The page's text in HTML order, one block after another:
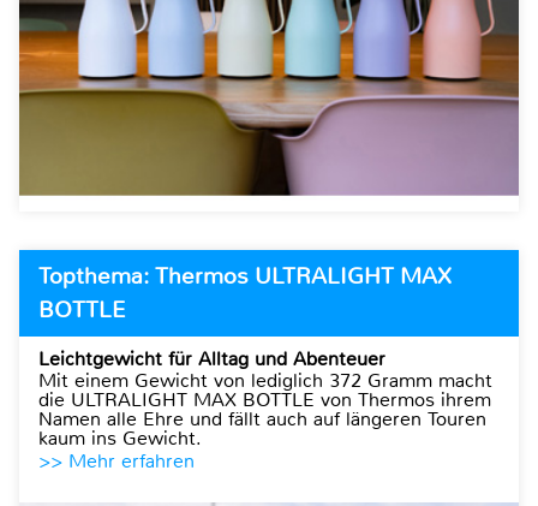
Topthema: Thermos ULTRALIGHT MAX
BOTTLE
Leichtgewicht für Alltag und Abenteuer
Mit einem Gewicht von lediglich 372 Gramm macht
die ULTRALIGHT MAX BOTTLE von Thermos ihrem
Namen alle Ehre und fällt auch auf längeren Touren
kaum ins Gewicht.
>> Mehr erfahren